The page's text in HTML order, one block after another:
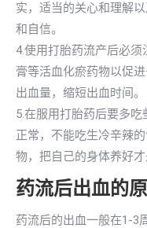
实，适当的关心和理解
和自信。
4.使用打胎药流产后必
膏等活血化瘀药物以促
出血量，缩短出血时间。
5.在服用打胎药后要多
正常，不能吃生冷辛辣
物，把自己的身体养好
药流后出血的
药流后的出血一般在1-3